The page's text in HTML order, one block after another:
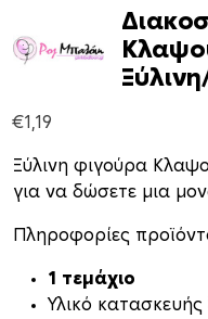
€1,19
Ξύλινη φιγούρα
για να δώσετε μια
Πληροφορίες
1 τεμάχιο
Υλικό